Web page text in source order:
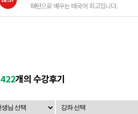
패턴으로 배우는 태국어 최고입니다.
422개의 수강후기